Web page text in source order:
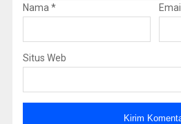
Nama * Email
Situs Web